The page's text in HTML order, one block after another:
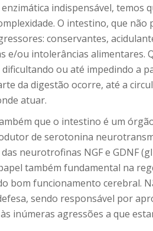
indispensável, temos
O intestino, que não
conservantes,
e/ou intolerâncias alimentares.
ou até impedindo a
da digestão ocorre, até a
atuar.
que o intestino é um
de serotonina
neurotrofinas NGF e GDNF
também fundamental na
bom funcionamento cerebral.
sendo responsável por
inúmeras agressões a que